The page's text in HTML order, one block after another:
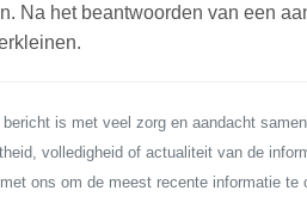
Na het beantwoorden van een
is met veel zorg en aandacht
volledigheid of actualiteit van de
ons om de meest recente informatie te